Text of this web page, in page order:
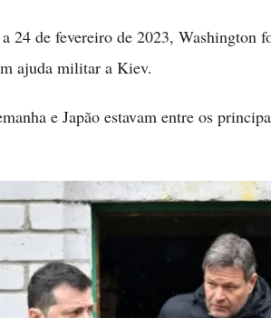
24 de fevereiro de 2023, Washington
ajuda militar a Kiev.
e Japão estavam entre os